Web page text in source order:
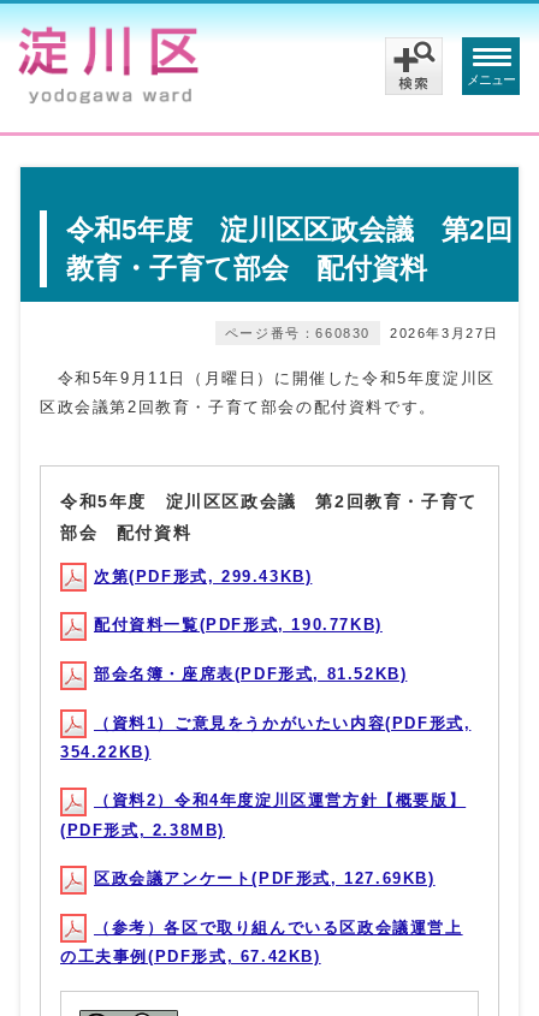
メニュー
令和5年度 淀川区区政会議 第2回
教育・子育て部会 配付資料
2026年3月27日
ページ番号：660830
令和5年9月11日（月曜日）に開催した令和5年度淀川区
区政会議第2回教育・子育て部会の配付資料です。
令和5年度 淀川区区政会議 第2回教育・子育て
部会 配付資料
次第(PDF形式, 299.43KB)
配付資料一覧(PDF形式, 190.77KB)
部会名簿・座席表(PDF形式, 81.52KB)
（資料1）ご意見をうかがいたい内容(PDF形式,
354.22KB)
（資料2）令和4年度淀川区運営方針【概要版】
(PDF形式, 2.38MB)
区政会議アンケート(PDF形式, 127.69KB)
（参考）各区で取り組んでいる区政会議運営上
の工夫事例(PDF形式, 67.42KB)